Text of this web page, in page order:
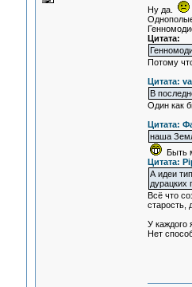
Ну да.
Цитата:
Потому
Цитата:
В
Один как
Цитата:
наша
Быть
Цитата:
А идеи
дурацких
Всё что
старость,
У каждого
Нет